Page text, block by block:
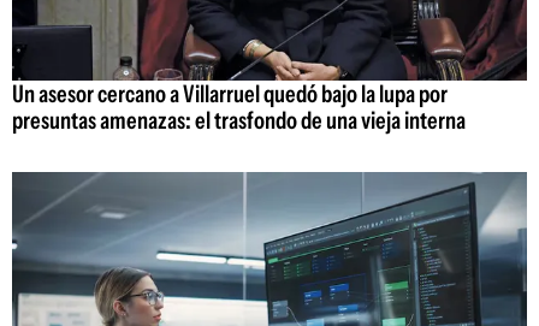
Un asesor cercano a Villarruel quedó bajo la lupa por
presuntas amenazas: el trasfondo de una vieja interna